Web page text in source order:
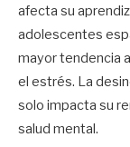
afecta su
adolescentes
mayor tendencia
el estrés. La
solo impacta su
salud mental.